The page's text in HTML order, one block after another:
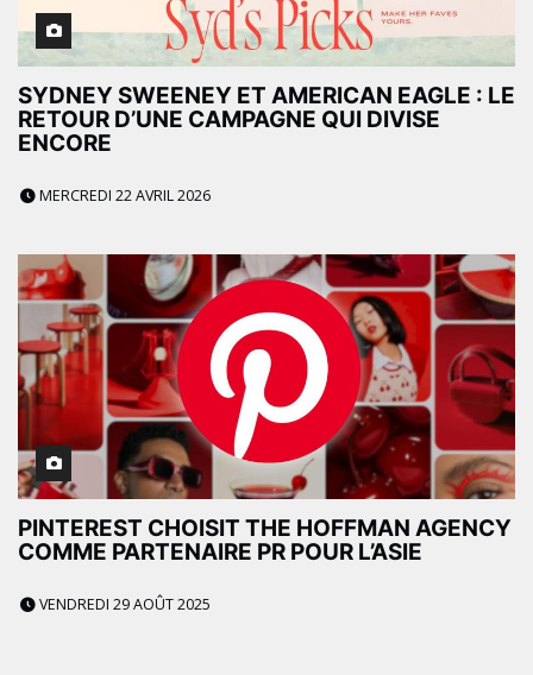
SYDNEY SWEENEY ET AMERICAN EAGLE : LE
RETOUR D’UNE CAMPAGNE QUI DIVISE
ENCORE
MERCREDI 22 AVRIL 2026
PINTEREST CHOISIT THE HOFFMAN AGENCY
COMME PARTENAIRE PR POUR L’ASIE
VENDREDI 29 AOÛT 2025